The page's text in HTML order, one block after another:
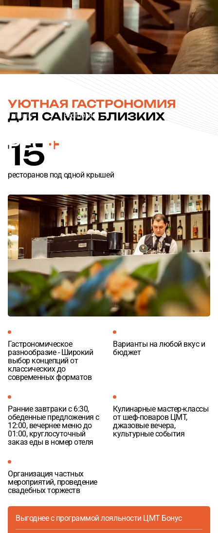
Главная Рестораны
РЕСТОРАНЫ
УЮТНАЯ ГАСТРОНОМИЯ
ДЛЯ САМЫХ БЛИЗКИХ
15
ресторанов под одной крышей
Гастрономическое
разнообразие - Широкий
выбор концепций от
классических до
современных форматов
Варианты на любой вкус и
бюджет
Ранние завтраки с 6:30,
обеденные предложения с
12:00, вечернее меню до
01:00, круглосуточный
заказ еды в номер отеля
Кулинарные мастер-классы
от шеф-поваров ЦМТ,
джазовые вечера,
культурные события
Организация частных
мероприятий, проведение
свадебных торжеств
Выгоднее с программой лояльности ЦМТ Бонус
политикой конфиденциальности
ОТПРАВИТЬ
политикой конфиденциальности
ОТПРАВИТЬ